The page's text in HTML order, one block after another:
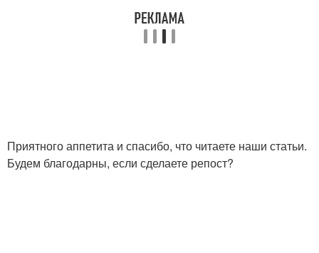
Приятного аппетита и спасибо, что читаете наши статьи.
Будем благодарны, если сделаете репост?